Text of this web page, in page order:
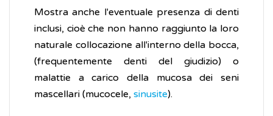
Mostra anche l'eventuale presenza di denti
inclusi, cioè che non hanno raggiunto la loro
naturale collocazione all'interno della bocca,
(frequentemente denti del giudizio) o
malattie a carico della mucosa dei seni
mascellari (mucocele, sinusite).